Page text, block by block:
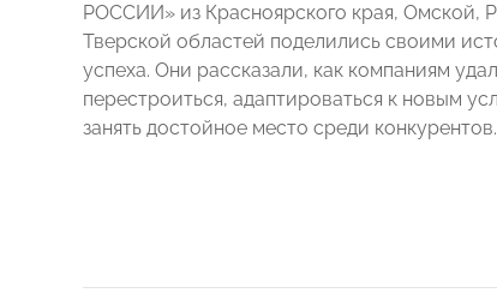
РОССИИ» из Красноярского края, Омской,
Тверской областей поделились своими
успеха. Они рассказали, как компаниям
перестроиться, адаптироваться к новым
занять достойное место среди конкурентов.